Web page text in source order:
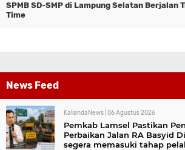
SPMB SD-SMP di Lampung Selatan Berjalan
Time
News Feed
KaliandaNews | 06 Agustus 2026
Pemkab Lamsel Pastikan
Perbaikan Jalan RA Basyid
segera memasuki tahap